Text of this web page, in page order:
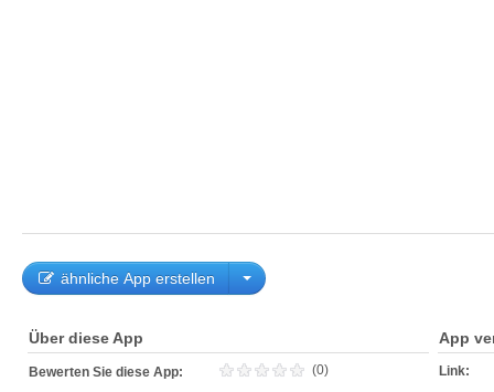
ähnliche App erstellen
Über diese App
Bewerten Sie diese App: (0)
App
Link: